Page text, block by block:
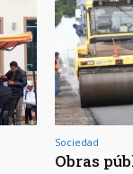
Sociedad
Obras